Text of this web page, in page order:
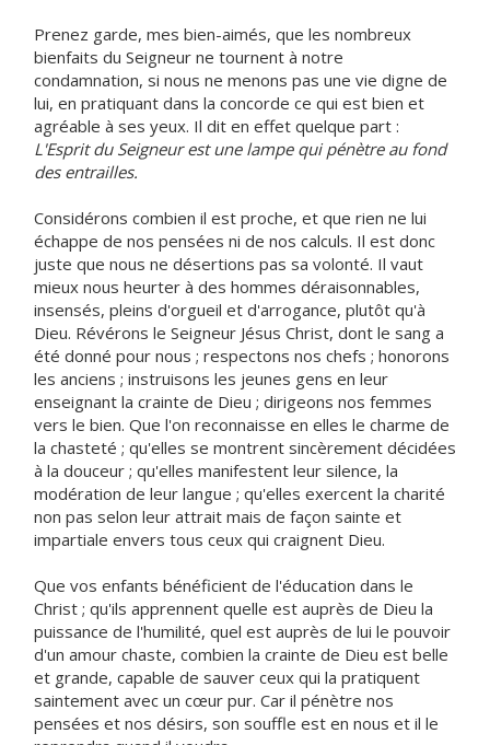
Prenez garde, mes bien-aimés, que les nombreux
bienfaits du Seigneur ne tournent à notre
condamnation, si nous ne menons pas une vie digne de
lui, en pratiquant dans la concorde ce qui est bien et
agréable à ses yeux. Il dit en effet quelque part :
L'Esprit du Seigneur est une lampe qui pénètre au fond
des entrailles.
Considérons combien il est proche, et que rien ne lui
échappe de nos pensées ni de nos calculs. Il est donc
juste que nous ne désertions pas sa volonté. Il vaut
mieux nous heurter à des hommes déraisonnables,
insensés, pleins d'orgueil et d'arrogance, plutôt qu'à
Dieu. Révérons le Seigneur Jésus Christ, dont le sang a
été donné pour nous ; respectons nos chefs ; honorons
les anciens ; instruisons les jeunes gens en leur
enseignant la crainte de Dieu ; dirigeons nos femmes
vers le bien. Que l'on reconnaisse en elles le charme de
la chasteté ; qu'elles se montrent sincèrement décidées
à la douceur ; qu'elles manifestent leur silence, la
modération de leur langue ; qu'elles exercent la charité
non pas selon leur attrait mais de façon sainte et
impartiale envers tous ceux qui craignent Dieu.
Que vos enfants bénéficient de l'éducation dans le
Christ ; qu'ils apprennent quelle est auprès de Dieu la
puissance de l'humilité, quel est auprès de lui le pouvoir
d'un amour chaste, combien la crainte de Dieu est belle
et grande, capable de sauver ceux qui la pratiquent
saintement avec un cœur pur. Car il pénètre nos
pensées et nos désirs, son souffle est en nous et il le